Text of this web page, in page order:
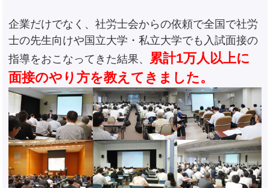
企業だけでなく、社労士会からの依頼で全国で社労
士の先生向けや国立大学・私立大学でも入試面接の
指導をおこなってきた結果、
累計1万人以上に
面接のやり方を教えてきました。